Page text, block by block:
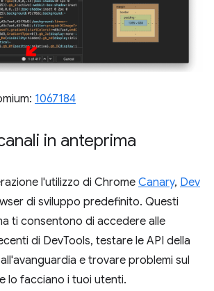
1067184
in anteprima
l'utilizzo di Chrome Canary, Dev
di sviluppo predefinito. Questi
ti consentono di accedere alle
di DevTools, testare le API della
e trovare problemi sul
lo facciano i tuoi utenti.